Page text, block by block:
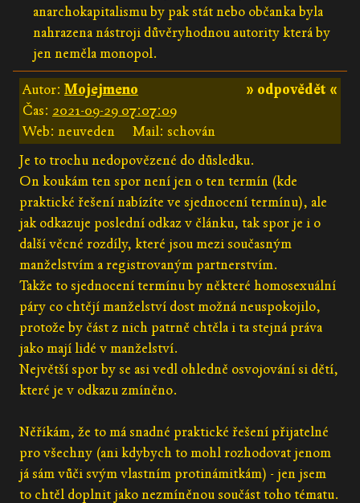
anarchokapitalismu by pak stát nebo občanka byla
nahrazena nástroji důvěryhodnou autority která by
jen neměla monopol.
» odpovědět «
Autor: Mojejmeno
Čas: 2021-09-29 07:07:09
Web: neuveden
Mail: schován
Je to trochu nedopovězené do důsledku.
On koukám ten spor není jen o ten termín (kde
praktické řešení nabízíte ve sjednocení termínu), ale
jak odkazuje poslední odkaz v článku, tak spor je i o
další věcné rozdíly, které jsou mezi současným
manželstvím a registrovaným partnerstvím.
Takže to sjednocení termínu by některé homosexuální
páry co chtějí manželství dost možná neuspokojilo,
protože by část z nich patrně chtěla i ta stejná práva
jako mají lidé v manželství.
Největší spor by se asi vedl ohledně osvojování si dětí,
které je v odkazu zmíněno.
Něříkám, že to má snadné praktické řešení přijatelné
pro všechny (ani kdybych to mohl rozhodovat jenom
já sám vůči svým vlastním protinámitkám) - jen jsem
to chtěl doplnit jako nezmíněnou součást toho tématu.